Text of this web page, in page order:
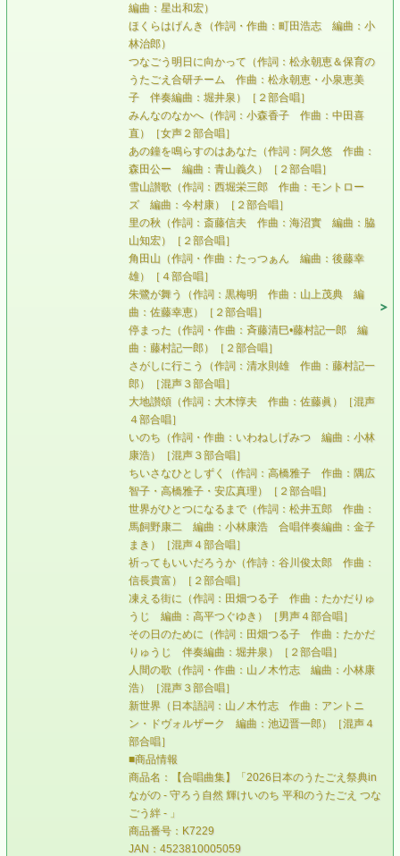
編曲：星出和宏）
ほくらはげんき（作詞・作曲：町田浩志 編曲：小
林治郎）
つなごう明日に向かって（作詞：松永朝恵＆保育の
うたごえ合研チーム 作曲：松永朝恵・小泉恵美
子 伴奏編曲：堀井泉）［２部合唱］
みんなのなかへ（作詞：小森香子 作曲：中田喜
直）［女声２部合唱］
あの鐘を鳴らすのはあなた（作詞：阿久悠 作曲：
森田公ー 編曲：青山義久）［２部合唱］
雪山讃歌（作詞：西堀栄三郎 作曲：モントロー
ズ 編曲：今村康）［２部合唱］
里の秋（作詞：斎藤信夫 作曲：海沼實 編曲：脇
山知宏）［２部合唱］
角田山（作詞・作曲：たっつぁん 編曲：後藤幸
雄）［４部合唱］
朱鷺が舞う（作詞：黒梅明 作曲：山上茂典 編
曲：佐藤幸恵）［２部合唱］
停まった（作詞・作曲：斉藤清巳•藤村記一郎 編
曲：藤村記一郎）［２部合唱］
さがしに行こう（作詞：清水則雄 作曲：藤村記一
郎）［混声３部合唱］
大地讃頌（作詞：大木惇夫 作曲：佐藤眞）［混声
４部合唱］
いのち（作詞・作曲：いわねしげみつ 編曲：小林
康浩）［混声３部合唱］
ちいさなひとしずく（作詞：高橋雅子 作曲：隅広
智子・高橋雅子・安広真理）［２部合唱］
世界がひとつになるまで（作詞：松井五郎 作曲：
馬飼野康二 編曲：小林康浩 合唱伴奏編曲：金子
まき）［混声４部合唱］
祈ってもいいだろうか（作詩：谷川俊太郎 作曲：
信長貴富）［２部合唱］
凍える街に（作詞：田畑つる子 作曲：たかだりゅ
うじ 編曲：高平つぐゆき）［男声４部合唱］
その日のために（作詞：田畑つる子 作曲：たかだ
りゅうじ 伴奏編曲：堀井泉）［２部合唱］
人間の歌（作詞・作曲：山ノ木竹志 編曲：小林康
浩）［混声３部合唱］
新世界（日本語詞：山ノ木竹志 作曲：アントニ
ン・ドヴォルザーク 編曲：池辺晋一郎）［混声４
部合唱］
■商品情報
商品名：【合唱曲集】「2026日本のうたごえ祭典in
ながの - 守ろう自然 輝けいのち 平和のうたごえ つな
ごう絆 - 」
商品番号：K7229
JAN：4523810005059